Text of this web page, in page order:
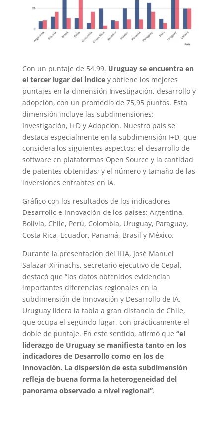
Con un puntaje de 54,99, Uruguay se encuentra en
el tercer lugar del Índicey obtiene los mejores
puntajes en la dimensión Investigación, desarrollo y
adopción, con un promedio de 75,95 puntos. Esta
dimensión incluye las subdimensiones:
Investigación, I+D y Adopción. Nuestro país se
destaca especialmente en la subdimensión I+D, que
considera los siguientes aspectos: el desarrollo de
software en plataformas Open Source y la cantidad
de patentes obtenidas; y el número y tamaño de las
inversiones entrantes en IA.
Gráfico con los resultados de los indicadores
Desarrollo e Innovación de los países: Argentina,
Bolivia, Chile, Perú, Colombia, Uruguay, Paraguay,
Costa Rica, Ecuador, Panamá, Brasil y México.
Durante la presentación del ILIA, José Manuel
Salazar-Xirinachs, secretario ejecutivo de Cepal,
destacó que “los datos obtenidos evidencian
importantes diferencias regionales en la
subdimensión de Innovación y Desarrollo de IA.
Uruguay lidera la tabla a gran distancia de Chile,
que ocupa el segundo lugar, con prácticamente el
doble de puntaje. En este sentido, afirmó que “el
liderazgo de Uruguay se manifiesta tanto en los
indicadores de Desarrollo como en los de
Innovación. La dispersión de esta subdimensión
refleja de buena forma la heterogeneidad del
panorama observado a nivel regional”.